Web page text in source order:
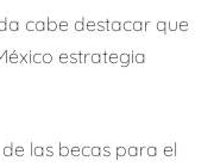
cabe destacar que
estrategia
las becas para el